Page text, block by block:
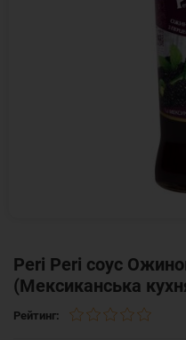
Peri Peri соус
(Мексиканська
Рейтинг: